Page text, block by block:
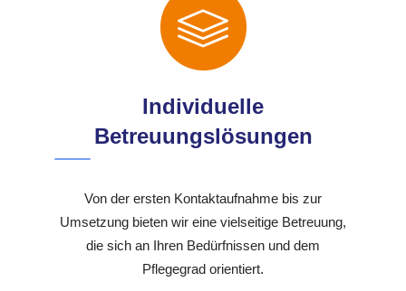
Individuelle
Betreuungslösungen
Von der ersten Kontaktaufnahme bis zur
Umsetzung bieten wir eine vielseitige Betreuung,
die sich an Ihren Bedürfnissen und dem
Pflegegrad orientiert.